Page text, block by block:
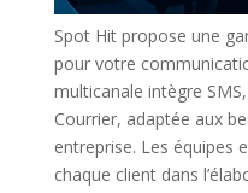
Spot Hit propose une
pour votre
multicanale intègre
Courrier, adaptée aux
entreprise. Les équipes
chaque client dans